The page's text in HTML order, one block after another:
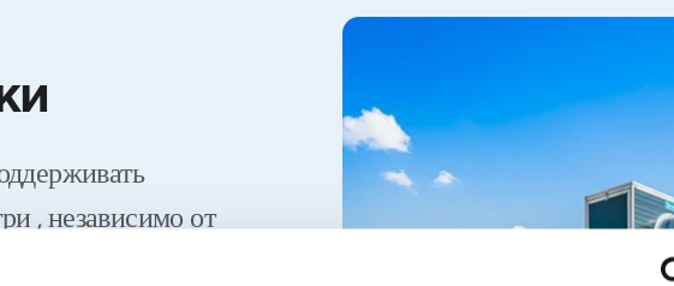
, независимо от
решение